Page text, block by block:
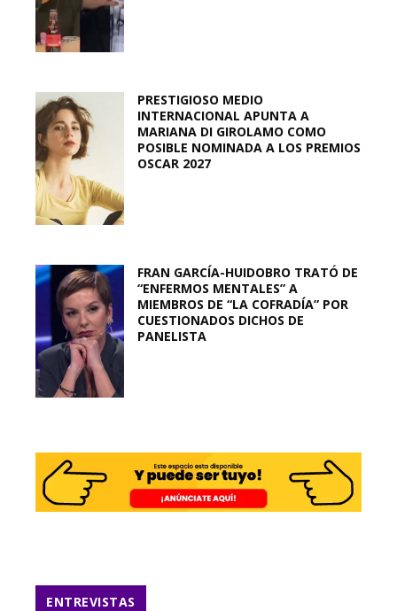
PRESTIGIOSO MEDIO
INTERNACIONAL APUNTA A
MARIANA DI GIROLAMO COMO
POSIBLE NOMINADA A LOS PREMIOS
OSCAR 2027
FRAN GARCÍA-HUIDOBRO TRATÓ DE
“ENFERMOS MENTALES” A
MIEMBROS DE “LA COFRADÍA” POR
CUESTIONADOS DICHOS DE
PANELISTA
ENTREVISTAS